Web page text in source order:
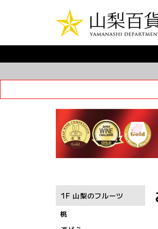
1F 山梨のフルーツ
桃